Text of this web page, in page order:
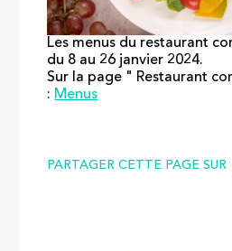
Les menus du restaurant
du 8 au 26 janvier 2024.
Sur la page " Restaurant
: Menus
PARTAGER CETTE PAGE SUR